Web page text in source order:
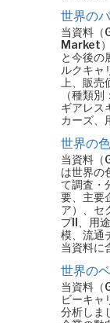
世界の
当資料
Market）
と今後の
ルクキャ
上、販
（種類
ギアレス
カーズ、
世界の
当資料
は世界の
て調査・
要、主要
ア）、セ
プII、用
模、流通
当資料に
世界の
当資料
ビーキャ
分析しま